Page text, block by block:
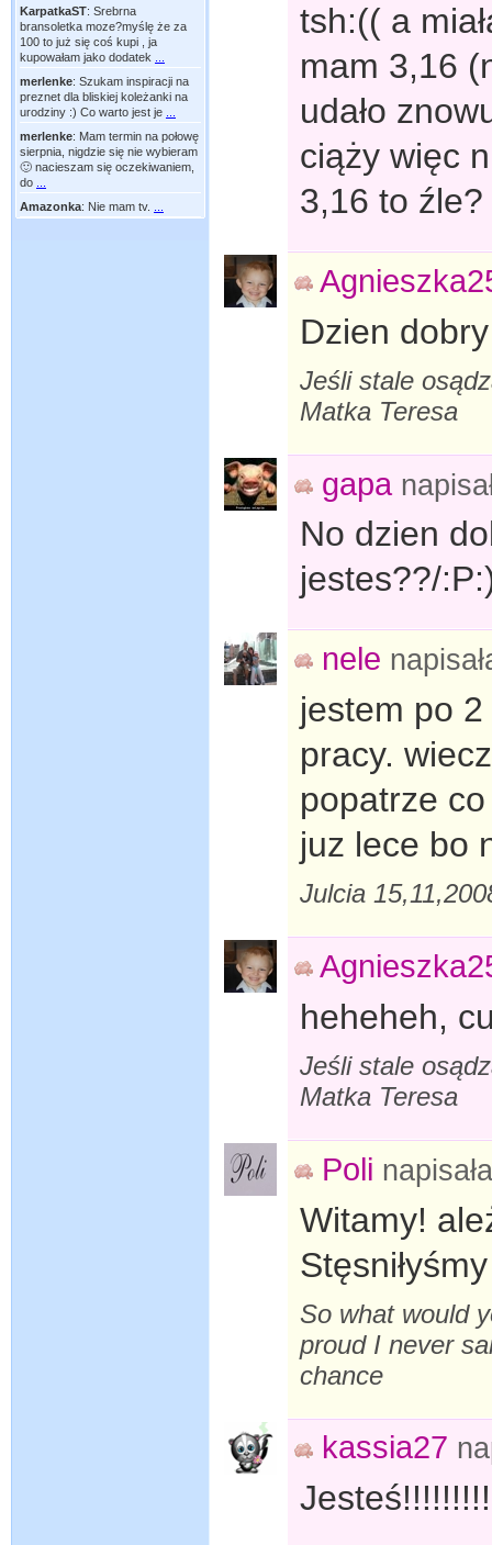
KarpatkaST: Srebrna
bransoletka moze?myślę że za
100 to już się coś kupi , ja
kupowałam jako dodatek
merlenke: Szukam inspiracji na
preznet dla bliskiej koleżanki na
urodziny :) Co warto jest je
merlenke: Mam termin na połowę
sierpnia, nigdzie się nie wybieram
🙂 nacieszam się oczekiwaniem,
do
Amazonka: Nie mam tv.
tsh:(( a
mam 3,16
udało
ciąży więc
3,16 to źle?
Dzien
Jeśli stale
Matka Teresa
gapa
No dzien
jestes??/
nele
jestem po
pracy.
popatrze
juz lece bo
Julcia
heheheh,
Jeśli stale
Matka Teresa
Poli
Witamy!
So what would
proud I never
chance
kassia27